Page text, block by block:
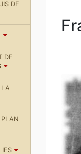
DE
DE
LA
PLAN